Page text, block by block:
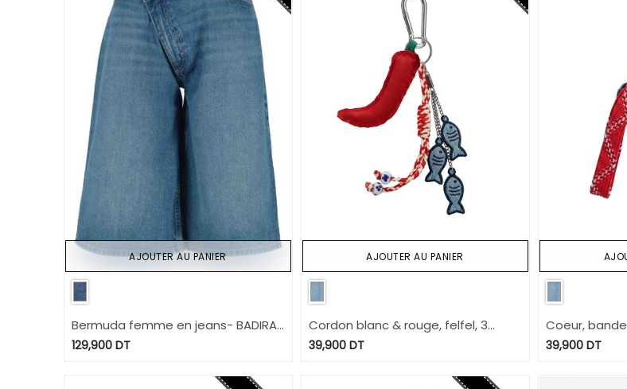
Bermuda femme en jeans- BADIRA
2.0
129,900DT
AJOUTER AU PANIER
Cordon blanc & rouge, felfel, 3
poisoons bleu fonce
39,900DT
AJOUTER AU PANIER
Coeur,
39,900DT